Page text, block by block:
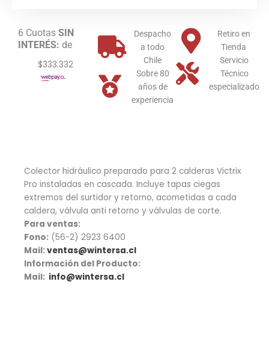
6 Cuotas SIN
INTERÉS: de
$333.332
Despacho
a todo
Chile
Sobre 80
años de
experiencia
Retiro en
Tienda
Servicio
Técnico
especializado
Colector hidráulico preparado para 2 calderas Victrix
Pro instaladas en cascada. Incluye tapas ciegas
extremos del surtidor y retorno, acometidas a cada
caldera, válvula anti retorno y válvulas de corte.
Para ventas:
Fono: (56-2) 2923 6400
Mail:ventas@wintersa.cl
Información del Producto:
Mail: info@wintersa.cl